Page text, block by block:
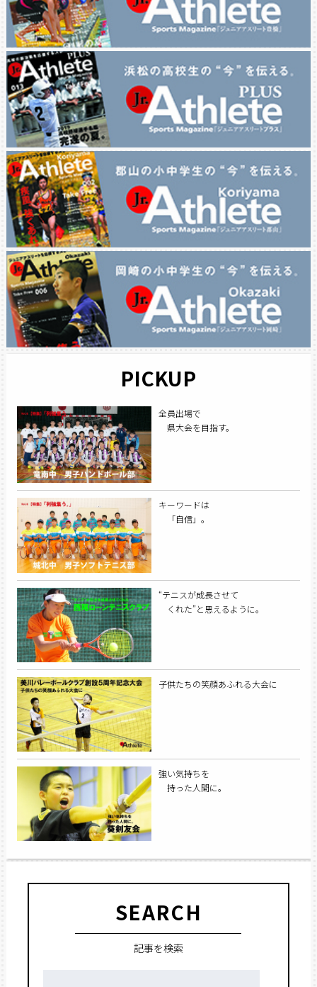
PICKUP
全員出場で
県大会を目指す。
キーワードは
「自信」。
“テニスが成長させて
くれた”と思えるように。
子供たちの笑顔あふれる大会に
強い気持ちを
持った人間に。
SEARCH
記事を検索